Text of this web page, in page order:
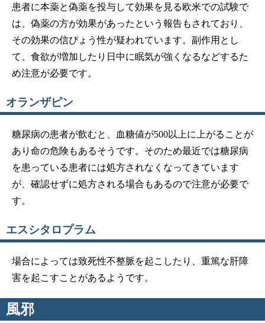
患者に本薬と偽薬を投与して効果を見る欧米での試験で
は、偽薬の方が効果があったという報告もされており、
その効果の信ぴょう性が疑われています。副作用とし
て、食欲が増加したり日中に眠気が強くなるなどするた
め注意が必要です。
オランザピン
糖尿病の患者が飲むと、血糖値が500以上に上がることが
あり命の危険もあるそうです。そのため最近では糖尿病
を患っている患者には処方されなくなってきています
が、確認せずに処方される場合もあるので注意が必要で
す。
エスシタロプラム
場合によっては致死性不整脈を起こしたり、重篤な肝障
害を起こすことがあるようです。
風邪